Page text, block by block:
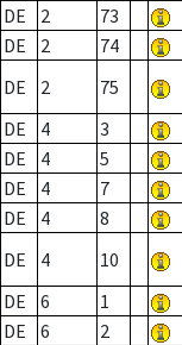
DE
2 73
DE
2 74
DE
2 75
DE
4 3
DE
4 5
DE
4 7
DE
4 8
DE
4 10
DE
6 1
DE
6 2